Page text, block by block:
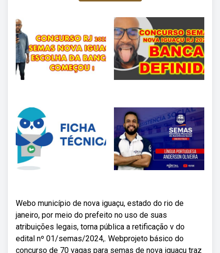
Webo município de nova iguaçu, estado do rio de
janeiro, por meio do prefeito no uso de suas
atribuições legais, torna pública a retificação v do
edital nº 01/semas/2024,. Webprojeto básico do
concurso de 70 vagas para semas de nova iguaçu traz